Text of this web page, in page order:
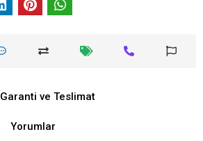
Garanti ve Teslimat
Yorumlar